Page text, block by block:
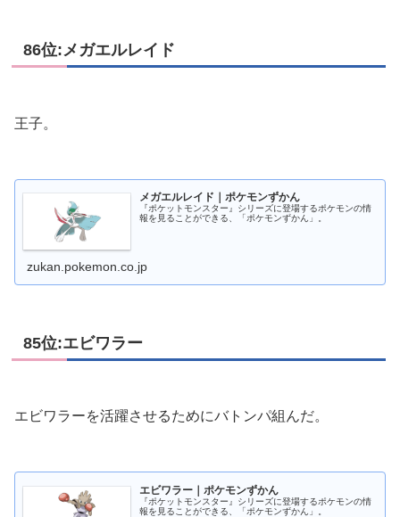
86位:メガエルレイド
王子。
メガエルレイド｜ポケモンずかん
『ポケットモンスター』シリーズに登場するポケモンの情
報を見ることができる、「ポケモンずかん」。
zukan.pokemon.co.jp
85位:エビワラー
エビワラーを活躍させるためにバトンパ組んだ。
エビワラー｜ポケモンずかん
『ポケットモンスター』シリーズに登場するポケモンの情
報を見ることができる、「ポケモンずかん」。